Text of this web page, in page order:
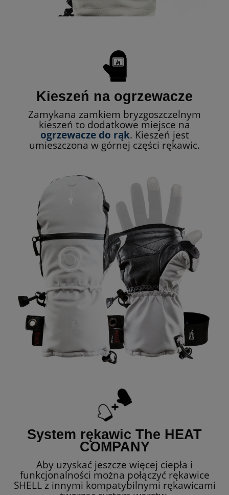
Kieszeń na ogrzewacze
Zamykana zamkiem bryzgoszczelnym
kieszeń to dodatkowe miejsce na
ogrzewaczedo rąk. Kieszeń jest
umieszczona w górnej części rękawic.
System rękawic The HEAT
COMPANY
Aby uzyskać jeszcze więcej ciepła i
funkcjonalności można połączyć rękawice
SHELL z innymi kompatybilnymi rękawicami